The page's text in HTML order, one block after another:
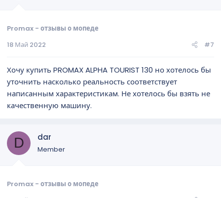
Promax - отзывы о мопеде
18 Май 2022
#7
Хочу купить PROMAX ALPHA TOURIST 130 но хотелось бы
уточнить насколько реальность соответствует
написанным характеристикам. Не хотелось бы взять не
качественную машину.
D dar
Member
Promax - отзывы о мопеде